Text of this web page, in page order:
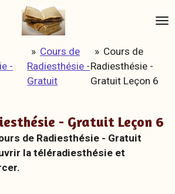
-
» Cours de
Radiesthésie -
Gratuit
» Cours de
Radiesthésie -
Gratuit Leçon 6
- Gratuit Leçon 6
de Radiesthésie - Gratuit
la téléradiesthésie et